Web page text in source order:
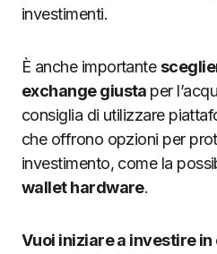
investimenti.
È anche importante
exchange giusta per
consiglia di utilizzare
che offrono opzioni per
investimento, come la
wallet hardware.
Vuoi iniziare a investire